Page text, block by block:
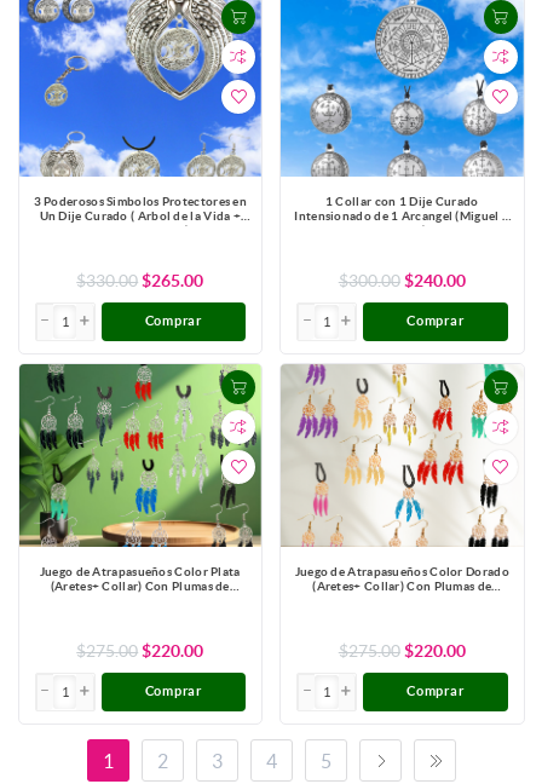
3 Poderosos Simbolos Protectores en
Un Dije Curado ( Arbol de la Vida +
Pentagrama + Triple Luna) Hecate /
$330.00 $265.00
Comprar
1 Collar con 1 Dije Curado
Intensionado de 1 Arcangel (Miguel o
Gabriel o Rafael, Etc.) 30x30mm en
ARCANGELES para Escoger X1-113
$300.00 $240.00
Comprar
Juego de Atrapasueños Color Plata
(Aretes+ Collar) Con Plumas de
$275.00 $220.00
Comprar
Juego de Atrapasueños Color Dorado
(Aretes+ Collar) Con Plumas de
$275.00 $220.00
Comprar
1 2 3 4 5